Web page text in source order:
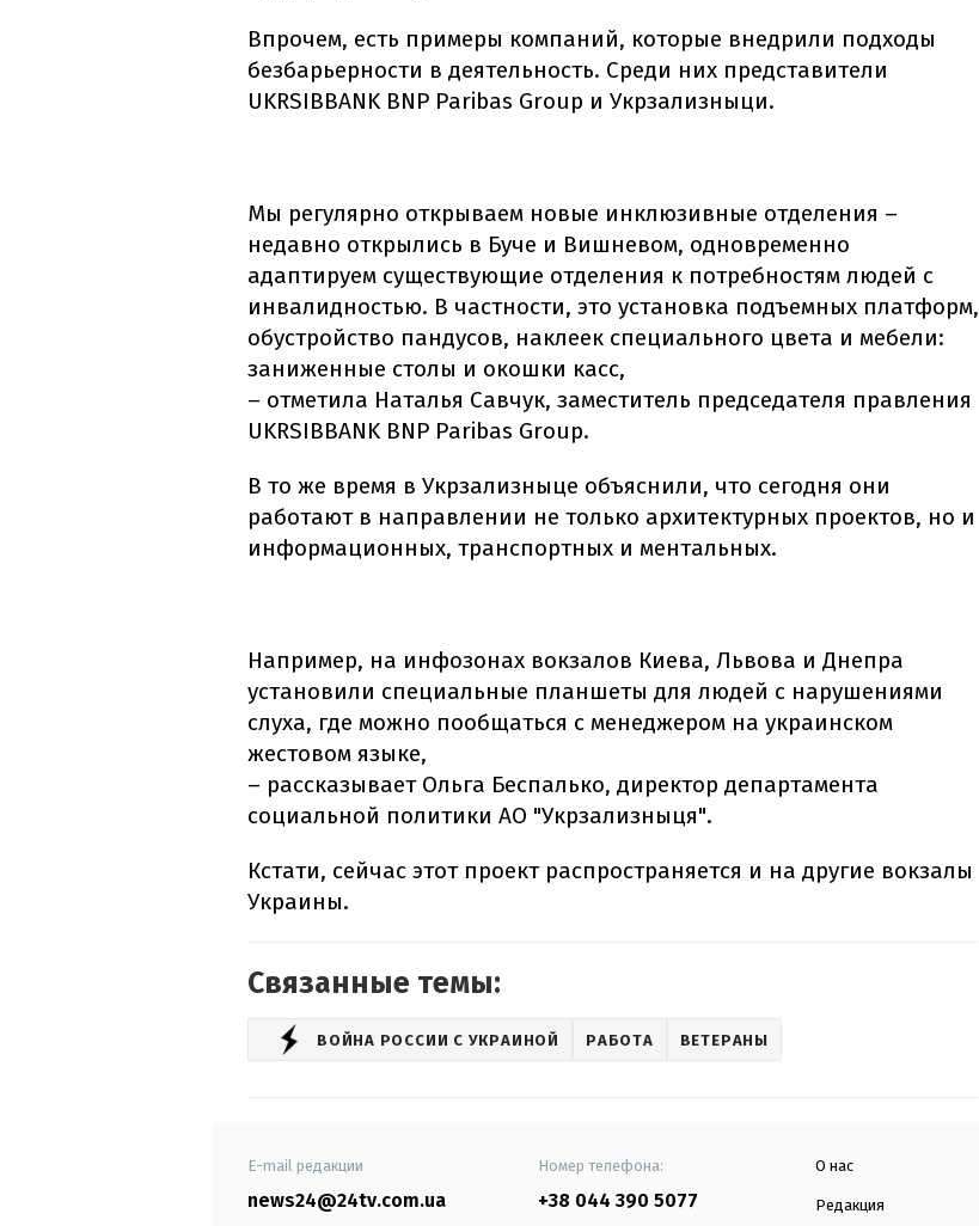
Впрочем, есть примеры компаний, которые внедрили подходы
безбарьерности в деятельность. Среди них представители
UKRSIBBANK BNP Paribas Group и Укрзализныци.
Мы регулярно открываем новые инклюзивные отделения –
недавно открылись в Буче и Вишневом, одновременно
адаптируем существующие отделения к потребностям людей с
инвалидностью. В частности, это установка подъемных платформ,
обустройство пандусов, наклеек специального цвета и мебели:
заниженные столы и окошки касс,
– отметила Наталья Савчук, заместитель председателя правления
UKRSIBBANK BNP Paribas Group.
В то же время в Укрзализныце объяснили, что сегодня они
работают в направлении не только архитектурных проектов, но и
информационных, транспортных и ментальных.
Например, на инфозонах вокзалов Киева, Львова и Днепра
установили специальные планшеты для людей с нарушениями
слуха, где можно пообщаться с менеджером на украинском
жестовом языке,
– рассказывает Ольга Беспалько, директор департамента
социальной политики АО "Укрзализныця".
Кстати, сейчас этот проект распространяется и на другие вокзалы
Украины.
Связанные темы:
ВОЙНА РОССИИ С УКРАИНОЙ РАБОТА ВЕТЕРАНЫ
E-mail редакции
news24@24tv.com.ua
Номер телефона:
+38 044 390 5077
О нас
Редакция